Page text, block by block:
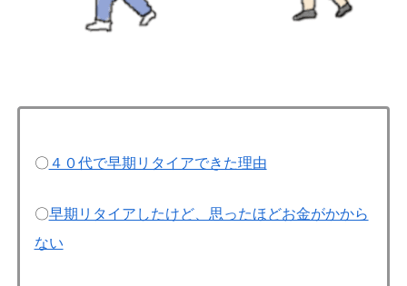
〇 ４０代で早期リタイアできた理由
〇早期リタイアしたけど、思ったほどお金がかから
ない